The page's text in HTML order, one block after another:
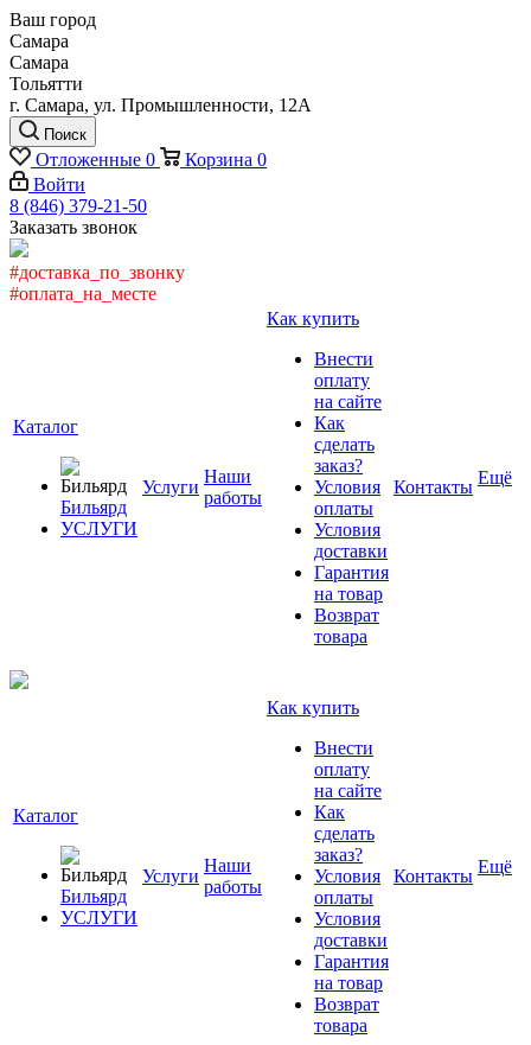
Ваш город
Самара
Самара
Тольятти
г. Самара, ул. Промышленности, 12А
Поиск
Отложенные 0 Корзина 0
Войти
8 (846) 379-21-50
Заказать звонок
#доставка_по_звонку
#оплата_на_месте
Каталог
Бильярд
УСЛУГИ
Услуги
Наши
работы
Как купить
Внести
оплату
на сайте
Как
сделать
заказ?
Условия
оплаты
Условия
доставки
Гарантия
на товар
Возврат
товара
Контакты Ещё
Каталог
Бильярд
УСЛУГИ
Услуги
Наши
работы
Как купить
Внести
оплату
на сайте
Как
сделать
заказ?
Условия
оплаты
Условия
доставки
Гарантия
на товар
Возврат
товара
Контакты Ещё